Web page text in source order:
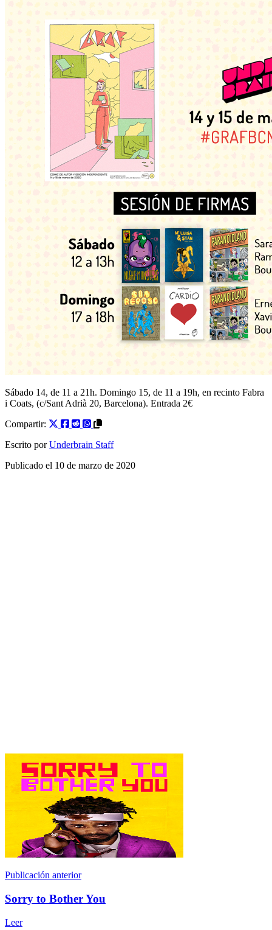
Sábado 14, de 11 a 21h. Domingo 15, de 11 a 19h, en recinto Fabra
i Coats, (c/Sant Adrià 20, Barcelona). Entrada 2€
Compartir:
Escrito por Underbrain Staff
Publicado el 10 de marzo de 2020
Publicación anterior
Sorry to Bother You
Leer